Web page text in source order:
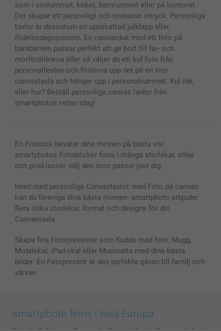
som i sovrummet, köket, barnrummet eller på kontoret.
Det skapar ett personligt och ombonat intryck. Personliga
tavlor är dessutom en uppskattad julklapp eller
födelsedagspresent. En canvasduk med ett foto på
barnbarnen passar perfekt att ge bort till far- och
morföräldrarna eller så väljer du ett kul foto från
personalfesten och förstora upp det på en stor
canvastavla och hänger upp i personalrummet. Kul idé,
eller hur? Beställ personliga canvas tavlor från
smartphotos redan idag!
En Fotobok bevarar dina minnen på bästa vis!
smartphotos Fotoböcker finns i många storlekar, stilar
och prisklasser, välj den som passar just dig.
Inred med personliga Canvastavlor, med Foto på canvas
kan du föreviga dina bästa minnen. smartphoto erbjuder
flera olika storlekar, format och designs för din
Canvastavla.
Skapa fina Fotopresenter som Kudde med foto, Mugg,
Mobilskal, iPad-skal eller Musmatta med dina bästa
bilder. En Fotopresent är den perfekta gåvan till familj och
vänner.
smartphoto finns i hela Europa